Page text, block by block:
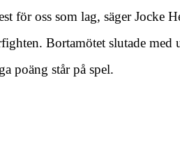
för oss som lag, säger Jocke
Bortamötet slutade med
poäng står på spel.